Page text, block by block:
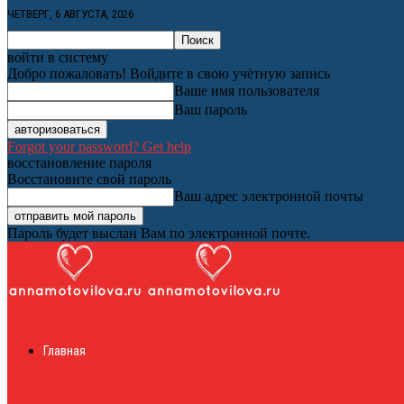
ЧЕТВЕРГ, 6 АВГУСТА, 2026
войти в систему
Добро пожаловать! Войдите в свою учётную запись
Ваше имя пользователя
Ваш пароль
Forgot your password? Get help
восстановление пароля
Восстановите свой пароль
Ваш адрес электронной почты
Пароль будет выслан Вам по электронной почте.
Главная